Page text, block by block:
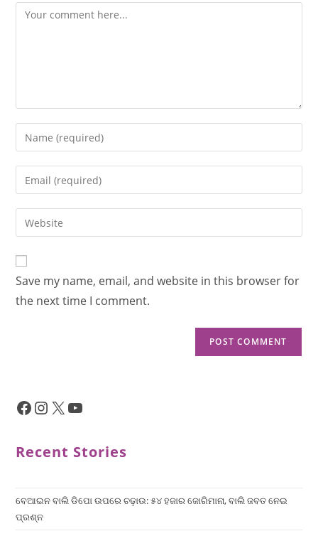
Save my name, email, and website in this browser for
the next time I comment.
Recent Stories
ବେଆଇନ ବାଲି ଡିପୋ ଉପରେ ଚଢ଼ାଉ: ୫୪ ହଜାର ଜୋରିମାନା, ବାଲି ଜବତ ନେଇ
ପ୍ରଶ୍ନ